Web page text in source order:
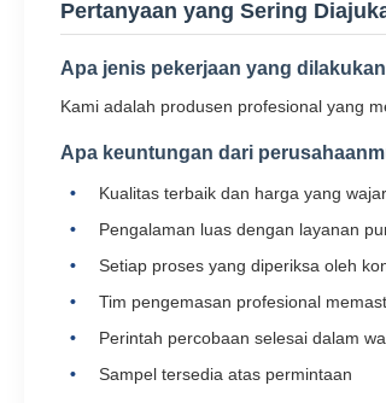
Pertanyaan yang Sering
Apa jenis pekerjaan yang
Kami adalah produsen profesional yang
Apa keuntungan dari
Kualitas terbaik dan harga yang wajar
Pengalaman luas dengan layanan
Setiap proses yang diperiksa oleh
Tim pengemasan profesional
Perintah percobaan selesai dalam
Sampel tersedia atas permintaan